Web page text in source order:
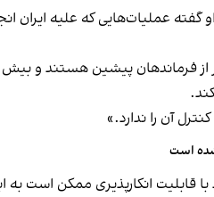
عملیات‌هایی که علیه ایران
این نهاد پیوسته‌اند، بسیار رادیکال‌تر از
آن را ندارد.»
است
انکارپذیری ممکن است به